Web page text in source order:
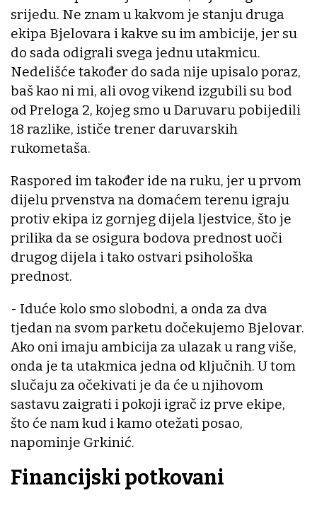
srijedu. Ne znam u kakvom je stanju druga
ekipa Bjelovara i kakve su im ambicije, jer su
do sada odigrali svega jednu utakmicu.
Nedelišće također do sada nije upisalo poraz,
baš kao ni mi, ali ovog vikend izgubili su bod
od Preloga 2, kojeg smo u Daruvaru pobijedili
18 razlike, ističe trener daruvarskih
rukometaša.
Raspored im također ide na ruku, jer u prvom
dijelu prvenstva na domaćem terenu igraju
protiv ekipa iz gornjeg dijela ljestvice, što je
prilika da se osigura bodova prednost uoči
drugog dijela i tako ostvari psihološka
prednost.
- Iduće kolo smo slobodni, a onda za dva
tjedan na svom parketu dočekujemo Bjelovar.
Ako oni imaju ambicija za ulazak u rang više,
onda je ta utakmica jedna od ključnih. U tom
slučaju za očekivati je da će u njihovom
sastavu zaigrati i pokoji igrač iz prve ekipe,
što će nam kud i kamo otežati posao,
napominje Grkinić.
Financijski potkovani